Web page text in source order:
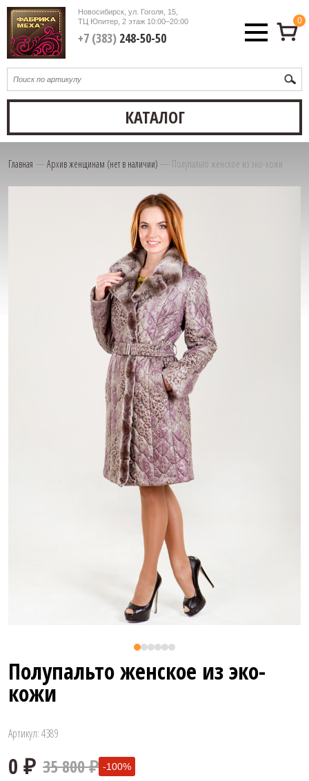
Новосибирск, ул. Гоголя, 15,
ТЦ Юпитер, 2 этаж10:00–20:00
+7 (383)248-50-50
0
КАТАЛОГ
Главная — Архив женщинам (нет в наличии) — Полупальто женское из эко-кожи
Полупальто женское из эко-
кожи
Артикул: 4389
35 800 ₽ -100%